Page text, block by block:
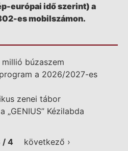
európai idő szerint) a
es mobilszámon.
millió búzaszem
a 2026/2027-es
zenei tábor
Kézilabda
/ 4 következő ›